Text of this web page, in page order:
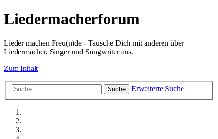
Liedermacherforum
Lieder machen Freu(n)de - Tausche Dich mit anderen über
Liedermacher, Singer und Songwriter aus.
Zum Inhalt
Suche Erweiterte Suche